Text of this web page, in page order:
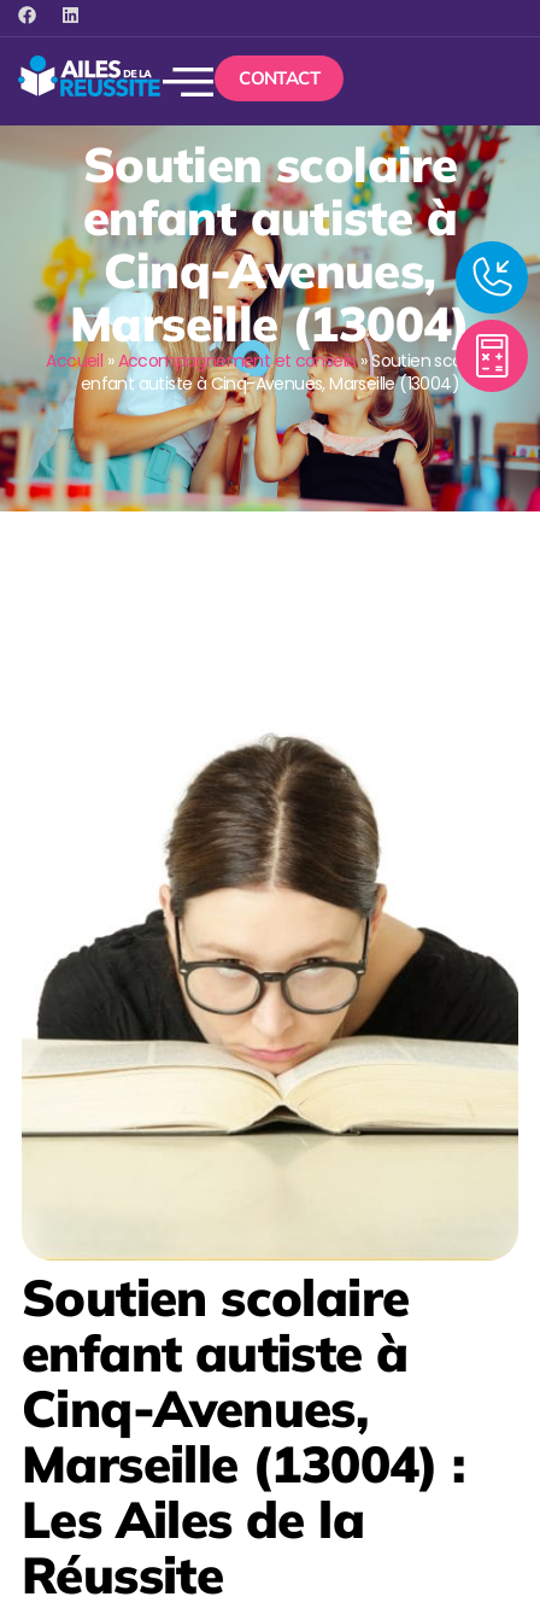
CONTACT
Soutien scolaire
enfant autiste à
Cinq-Avenues,
Marseille (13004)
Accueil »Accompagnement et conseils»Soutien scolaire
enfant autiste à Cinq-Avenues, Marseille (13004)
Soutien scolaire
enfant autiste à
Cinq-Avenues,
Marseille (13004) :
Les Ailes de la
Réussite